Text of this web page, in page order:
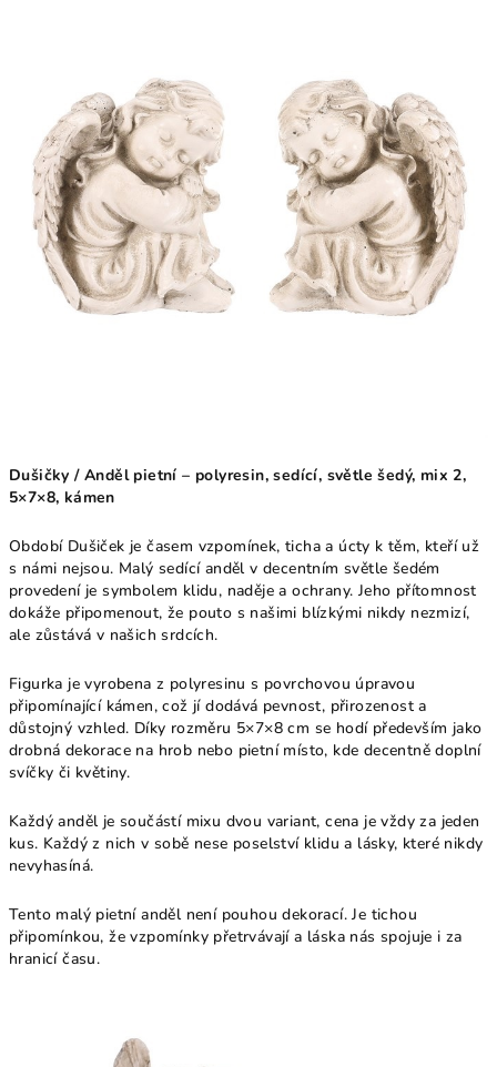
Dušičky / Anděl pietní – polyresin, sedící, světle šedý, mix 2,
5×7×8, kámen
Období Dušiček je časem vzpomínek, ticha a úcty k těm, kteří už
s námi nejsou. Malý sedící anděl v decentním světle šedém
provedení je symbolem klidu, naděje a ochrany. Jeho přítomnost
dokáže připomenout, že pouto s našimi blízkými nikdy nezmizí,
ale zůstává v našich srdcích.
Figurka je vyrobena z polyresinu s povrchovou úpravou
připomínající kámen, což jí dodává pevnost, přirozenost a
důstojný vzhled. Díky rozměru 5×7×8 cm se hodí především jako
drobná dekorace na hrob nebo pietní místo, kde decentně doplní
svíčky či květiny.
Každý anděl je součástí mixu dvou variant, cena je vždy za jeden
kus. Každý z nich v sobě nese poselství klidu a lásky, které nikdy
nevyhasíná.
Tento malý pietní anděl není pouhou dekorací. Je tichou
připomínkou, že vzpomínky přetrvávají a láska nás spojuje i za
hranicí času.